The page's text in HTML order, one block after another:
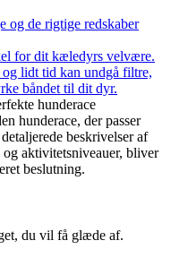
og de rigtige redskaber
for dit kæledyrs velvære.
lidt tid kan undgå filtre,
båndet til dit dyr.
hunderace
hunderace, der passer
beskrivelser af
og aktivitetsniveauer, bliver
beslutning.
du vil få glæde af.